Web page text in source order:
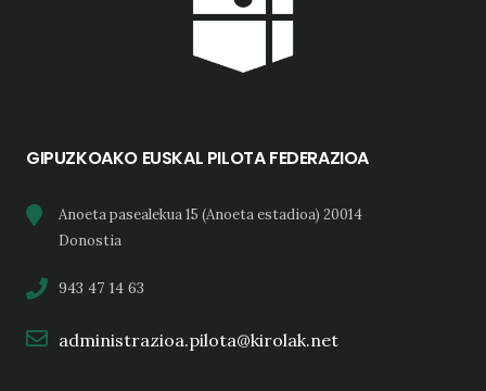
GIPUZKOAKO EUSKAL PILOTA FEDERAZIOA
Anoeta pasealekua 15 (Anoeta estadioa) 20014
Donostia
943 47 14 63
administrazioa.pilota@kirolak.net